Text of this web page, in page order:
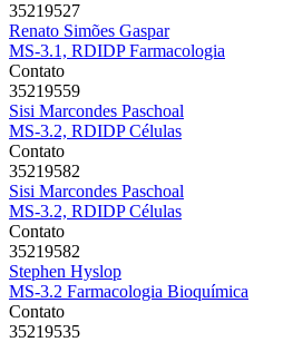
35219527
Renato Simões Gaspar
MS-3.1, RDIDP Farmacologia
Contato
35219559
Sisi Marcondes Paschoal
MS-3.2, RDIDP Células
Contato
35219582
Sisi Marcondes Paschoal
MS-3.2, RDIDP Células
Contato
35219582
Stephen Hyslop
MS-3.2 Farmacologia Bioquímica
Contato
35219535